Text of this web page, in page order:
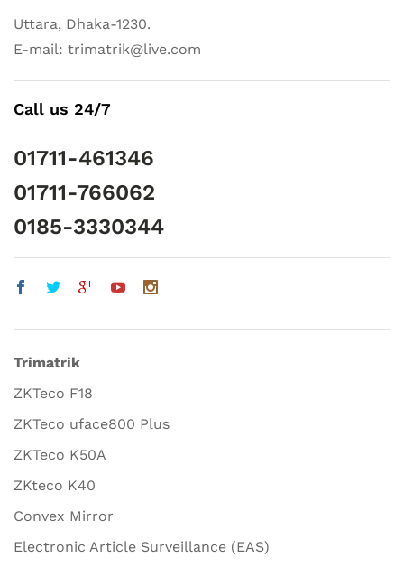
Uttara, Dhaka-1230.
E-mail: trimatrik@live.com
Call us 24/7
01711-461346
01711-766062
0185-3330344
Trimatrik
ZKTeco F18
ZKTeco uface800 Plus
ZKTeco K50A
ZKteco K40
Convex Mirror
Electronic Article Surveillance (EAS)